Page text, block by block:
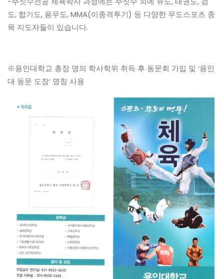
도, 합기도, 용무도, MMA(이종격투기) 등 다양한 무도스포츠 종
목 지도자들이 있습니다.
※용인대학교 총장 명의 학사학위 취득 후 동문회 가입 및 ‘용인
대 동문 도장’ 명칭 사용